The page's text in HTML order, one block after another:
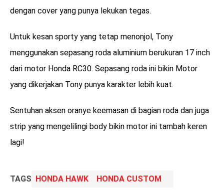
dengan cover yang punya lekukan tegas.
Untuk kesan sporty yang tetap menonjol, Tony
menggunakan sepasang roda aluminium berukuran 17 inch
dari motor Honda RC30. Sepasang roda ini bikin Motor
yang dikerjakan Tony punya karakter lebih kuat.
Sentuhan aksen oranye keemasan di bagian roda dan juga
strip yang mengelilingi body bikin motor ini tambah keren
lagi!
TAGS HONDA HAWK HONDA CUSTOM